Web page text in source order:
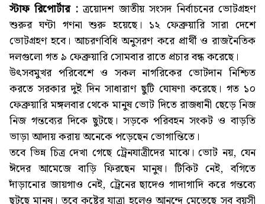
স্টাফ রিপোর্টার :ত্রয়োদশ জাতীয় সংসদ নির্বাচনের ভোটগ্রহণ
শুরুর ঘণ্টা গণনা শুরু হয়েছে। ১২ ফেব্রুয়ারি সারা দেশে
ভোটগ্রহণ হবে। আচরণবিধি অনুসরণ করে প্রার্থী ও রাজনৈতিক
দলগুলো গত ৯ ফেব্রুয়ারি সোমবার রাতে প্রচার বন্ধ করেছে।
উৎসবমুখর পরিবেশে ও সকল নাগরিকের ভোটদান নিশ্চিত
করতে সরকার দুই দিন সাধারাণ ছুটি ঘোষণা করেছে। গত ১০
ফেব্রুয়ারি মঙ্গলবার থেকে মানুষ ভোট দিতে রাজধানী ছেড়ে নিজ
নিজ গন্তব্যের দিকে ছুটছে। সড়কে পরিবহন সংকট ও বাড়তি
ভাড়া আদায় করায় অনেকে পড়েছেন ভোগান্তিতে।
তবে ভিন্ন চিত্র দেখা গেছে ট্রেনযাত্রীদের মাঝে। ভোট নয়, যেন
ঈদের আমেজে বাড়ি ফিরছেন মানুষ। টিকিট নেই, বগিতে
দাঁড়ানোর জায়গাও নেই, ট্রেনের ছাদেও গাদাগাদি করে গন্তব্যে